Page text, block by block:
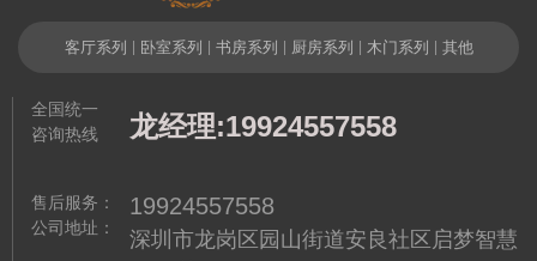
客厅系列 | 卧室系列 | 书房系列 | 厨房系列 | 木门系列 | 其他
全国统一
咨询热线
售后服务：
公司地址：
龙经理:19924557558
19924557558
深圳市龙岗区园山街道安良社区启梦智慧